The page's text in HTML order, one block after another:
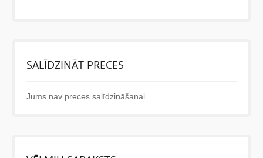
SALĪDZINĀT PRECES
Jums nav preces salīdzināšanai